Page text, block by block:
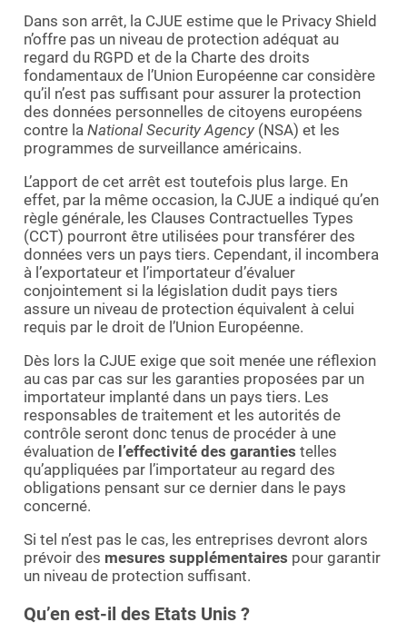
Dans son arrêt, la CJUE estime que le Privacy Shield
n’offre pas un niveau de protection adéquat au
regard du RGPD et de la Charte des droits
fondamentaux de l’Union Européenne car considère
qu’il n’est pas suffisant pour assurer la protection
des données personnelles de citoyens européens
contre la National Security Agency (NSA) et les
programmes de surveillance américains.
L’apport de cet arrêt est toutefois plus large. En
effet, par la même occasion, la CJUE a indiqué qu’en
règle générale, les Clauses Contractuelles Types
(CCT) pourront être utilisées pour transférer des
données vers un pays tiers. Cependant, il incombera
à l’exportateur et l’importateur d’évaluer
conjointement si la législation dudit pays tiers
assure un niveau de protection équivalent à celui
requis par le droit de l’Union Européenne.
Dès lors la CJUE exige que soit menée une réflexion
au cas par cas sur les garanties proposées par un
importateur implanté dans un pays tiers. Les
responsables de traitement et les autorités de
contrôle seront donc tenus de procéder à une
évaluation de l’effectivité des garanties telles
qu’appliquées par l’importateur au regard des
obligations pensant sur ce dernier dans le pays
concerné.
Si tel n’est pas le cas, les entreprises devront alors
prévoir des mesures supplémentaires pour garantir
un niveau de protection suffisant.
Qu’en est-il des Etats Unis ?